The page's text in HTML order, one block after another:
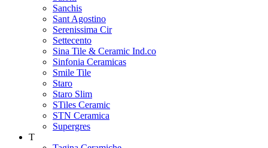
Sanchis
Sant Agostino
Serenissima Cir
Settecento
Sina Tile & Ceramic Ind.co
Sinfonia Ceramicas
Smile Tile
Staro
Staro Slim
STiles Ceramic
STN Ceramica
Supergres
T